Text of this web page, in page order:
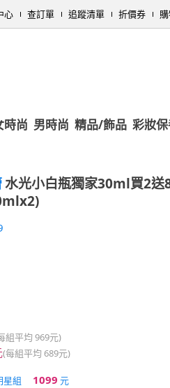
心 查訂單 追蹤清單 折價券
時尚 男時尚 精品/飾品 彩妝
水光小白瓶獨家30ml買2
組平均 969元)
(每組平均 689元)
星組 1099 元